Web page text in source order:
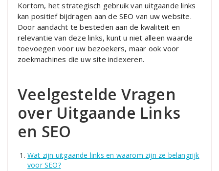
Kortom, het strategisch gebruik van uitgaande links
kan positief bijdragen aan de SEO van uw website.
Door aandacht te besteden aan de kwaliteit en
relevantie van deze links, kunt u niet alleen waarde
toevoegen voor uw bezoekers, maar ook voor
zoekmachines die uw site indexeren.
Veelgestelde Vragen
over Uitgaande Links
en SEO
Wat zijn uitgaande links en waarom zijn ze belangrijk
voor SEO?